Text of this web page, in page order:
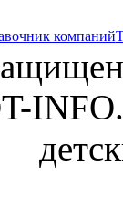
компаний